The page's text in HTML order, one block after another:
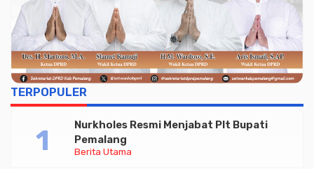
TERPOPULER
Berita Utama
Nurkholes Resmi Menjabat Plt Bupati
Pemalang